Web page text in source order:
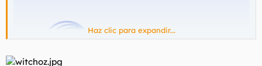
Haz clic para expandir...